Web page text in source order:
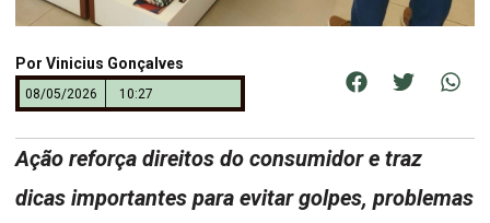
Por Vinicius Gonçalves
08/05/2026 10:27
Ação reforça direitos do consumidor e traz
dicas importantes para evitar golpes, problemas